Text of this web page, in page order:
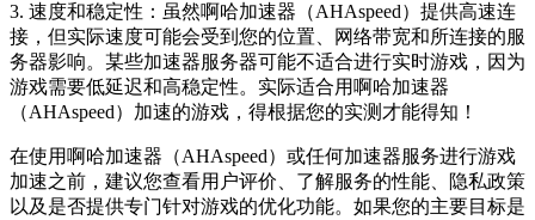
3. 速度和稳定性：虽然啊哈加速器（AHAspeed）提供高速连
接，但实际速度可能会受到您的位置、网络带宽和所连接的服
务器影响。某些加速器服务器可能不适合进行实时游戏，因为
游戏需要低延迟和高稳定性。实际适合用啊哈加速器
（AHAspeed）加速的游戏，得根据您的实测才能得知！
在使用啊哈加速器（AHAspeed）或任何加速器服务进行游戏
加速之前，建议您查看用户评价、了解服务的性能、隐私政策
以及是否提供专门针对游戏的优化功能。如果您的主要目标是